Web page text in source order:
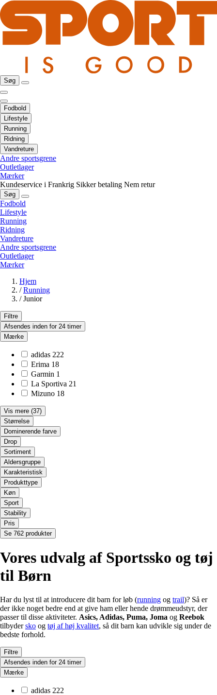
Søg
Fodbold
Lifestyle
Running
Ridning
Vandreture
Andre sportsgrene
Outletlager
Mærker
Kundeservice i Frankrig Sikker betaling Nem retur
Søg
Fodbold
Lifestyle
Running
Ridning
Vandreture
Andre sportsgrene
Outletlager
Mærker
Hjem
/ Running
/ Junior
Filtre
Afsendes inden for 24 timer
Mærke
adidas 222
Erima 18
Garmin 1
La Sportiva 21
Mizuno 18
Vis mere (37)
Størrelse
Dominerende farve
Drop
Sortiment
Aldersgruppe
Karakteristisk
Produkttype
Køn
Sport
Stability
Pris
Se 762 produkter
Vores udvalg af Sportssko og tøj
til Børn
Har du lyst til at introducere dit barn for løb (running og trail)? Så er
der ikke noget bedre end at give ham eller hende drømmeudstyr, der
passer til disse aktiviteter. Asics, Adidas, Puma, Joma og Reebok
tilbydersko og tøj af høj kvalitet, så dit barn kan udvikle sig under de
bedste forhold.
Filtre
Afsendes inden for 24 timer
Mærke
adidas 222